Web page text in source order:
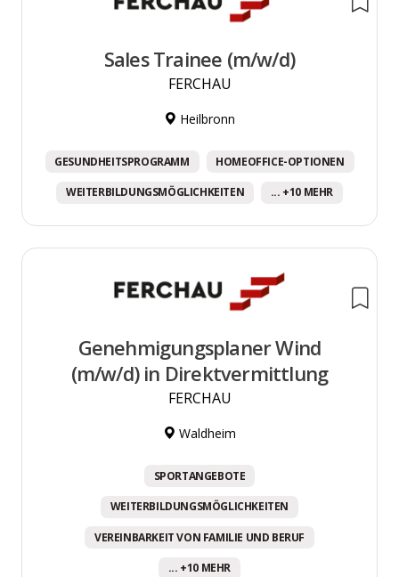
Sales Trainee (m/w/d)
FERCHAU
Heilbronn
GESUNDHEITSPROGRAMM HOMEOFFICE-OPTIONEN
WEITERBILDUNGSMÖGLICHKEITEN ... +10 MEHR
Genehmigungsplaner Wind
(m/w/d) in Direktvermittlung
FERCHAU
Waldheim
SPORTANGEBOTE
WEITERBILDUNGSMÖGLICHKEITEN
VEREINBARKEIT VON FAMILIE UND BERUF
... +10 MEHR